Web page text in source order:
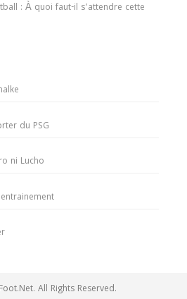
: À quoi faut-il s’attendre cette
du PSG
ni Lucho
All Rights Reserved.